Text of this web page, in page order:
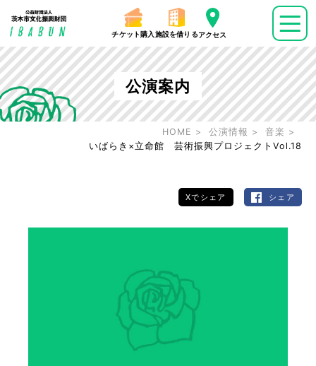
チケット購入 施設を借りるアクセス
公演案内
HOME 公演情報
音楽
いばらき×立命館 芸術振興プロジェクトVol.18
Xでシェア シェア